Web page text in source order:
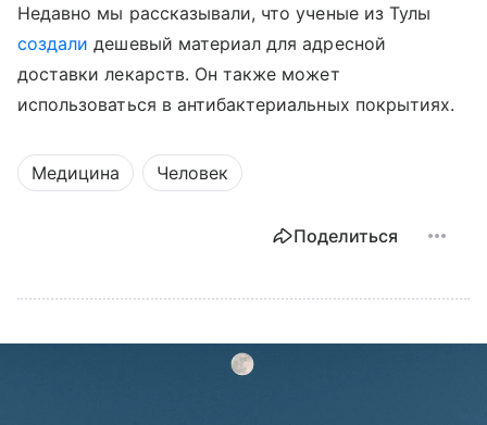
Недавно мы рассказывали, что ученые из Тулы
создалидешевый материал для адресной
доставки лекарств. Он также может
использоваться в антибактериальных покрытиях.
Медицина Человек
Поделиться